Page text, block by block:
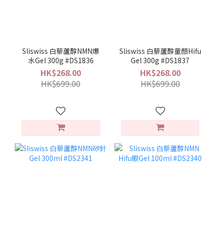
Sliswiss 白藜蘆醇NMN爆
水Gel 300g #DS1836
HK$268.00
HK$699.00
Sliswiss 白藜蘆醇童顏Hifu
Gel 300g #DS1837
HK$268.00
HK$699.00